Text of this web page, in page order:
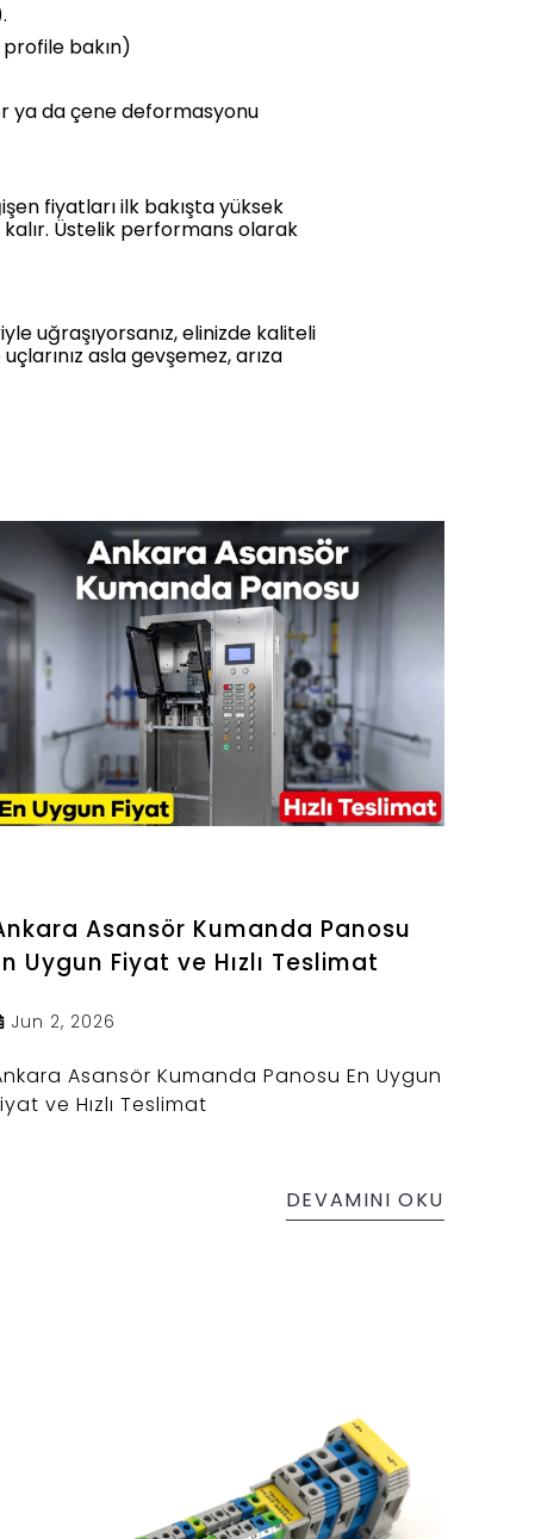
bakın)
ya da çene deformasyonu
fiyatları ilk bakışta yüksek
kalır. Üstelik performans olarak
uğraşıyorsanız, elinizde kaliteli
asla gevşemez, arıza
Asansör Kumanda Panosu
Uygun Fiyat ve Hızlı Teslimat
Jun 2, 2026
Asansör Kumanda Panosu En Uygun
ve Hızlı Teslimat
DEVAMINI OKU